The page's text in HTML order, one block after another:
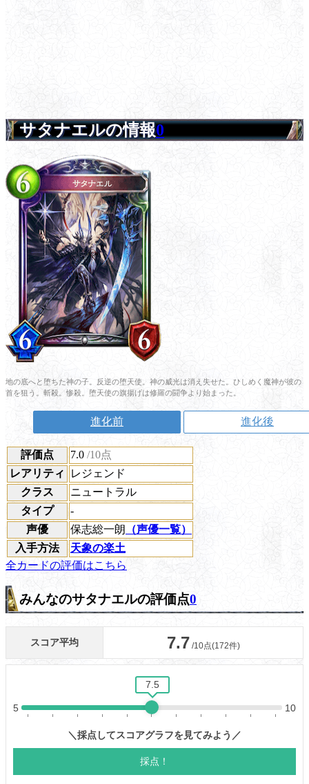
サタナエルの情報0
地の底へと堕ちた神の子。反逆の堕天使。神の威光は消え失せた。ひしめく魔神が彼の
首を狙う。斬殺。惨殺。堕天使の旗揚げは修羅の闘争より始まった。
進化前 進化後
評価点 7.0 /10点
レアリティ
レジェンド
クラス
ニュートラル
タイプ
-
声優
保志総一朗 （声優一覧）
入手方法
天象の楽土
全カードの評価はこちら
みんなのサタナエルの評価点0